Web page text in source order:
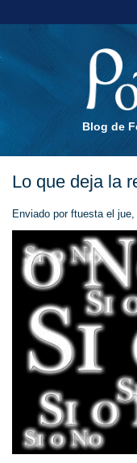
Blog de
Lo que deja la
Enviado por ftuestael jue,